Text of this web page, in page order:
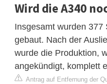
Wird die A340
Insgesamt wurden 377
gebaut. Nach der
wurde die Produktion,
angekündigt, komplett
Antrag auf Entfernung der